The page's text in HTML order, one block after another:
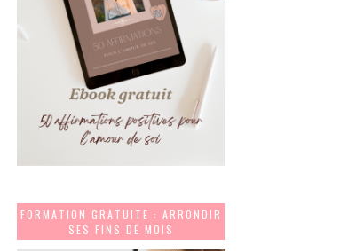
FORMATION GRATUITE : ARRONDIR
SES FINS DE MOIS